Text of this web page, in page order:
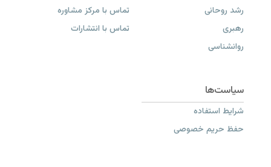
رشد روحانی
رهبری
روانشناسی
تماس با مرکز مشاوره
تماس با انتشارات
شرایط استفاده
حفظ حریم خصوصی